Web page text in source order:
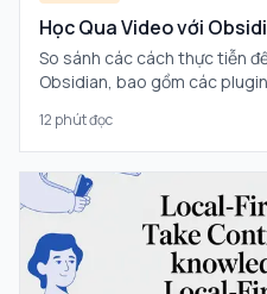
Học Qua Video với
So sánh các cách thực tiễn
Obsidian, bao gồm các
quan.
12 phút đọc